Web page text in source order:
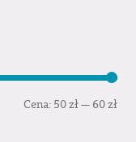
Cena: 50 zł— 60 zł